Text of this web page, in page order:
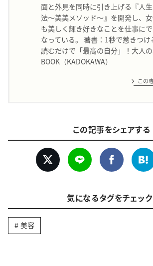
面と外見を同時に引き上げる『人
法〜美美メソッド〜』を開発し、
も美しく輝き好きなことを仕事に
なっている。 著書：1秒で惹きつ
読むだけで「最高の自分」！大人
BOOK（KADOKAWA）
この
この記事をシェアする
気になるタグをチェック
美容